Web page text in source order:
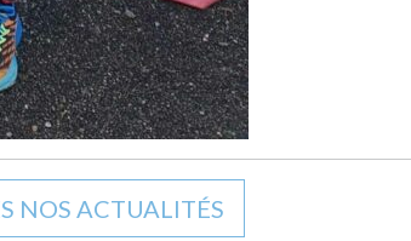
NOS ACTUALITÉS